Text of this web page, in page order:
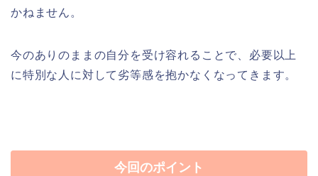
かねません。
今のありのままの自分を受け容れることで、必要以上
に特別な人に対して劣等感を抱かなくなってきます。
今回のポイント